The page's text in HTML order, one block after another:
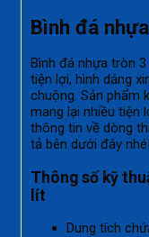
Bình đá
Bình đá nhựa tròn
tiện lợi, hình dáng
chuộng. Sản phẩm
mang lại nhiều tiện
thông tin về dòng
tả bên dưới đây nhé!
Thông số kỹ
lít
Dung tích